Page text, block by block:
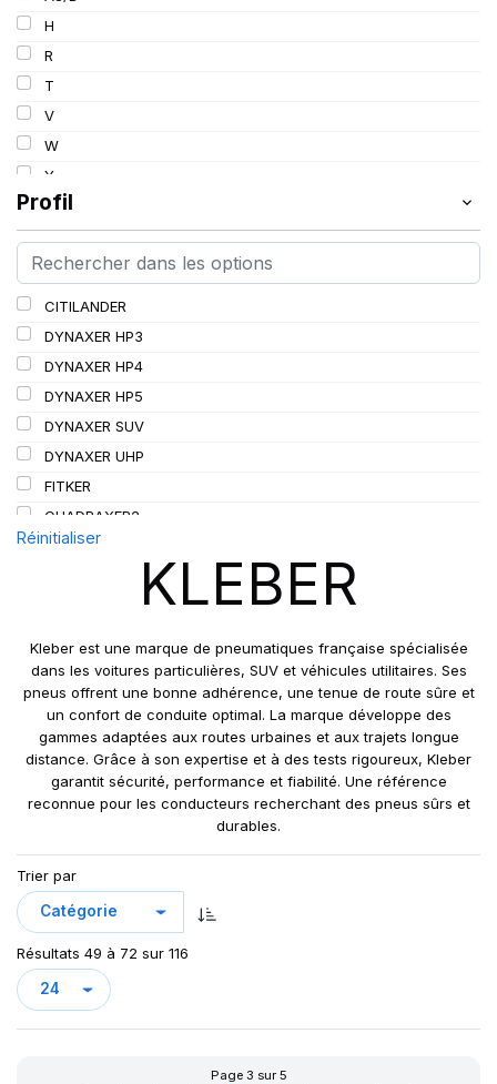
109/106
110/108
112A8/109B
114/111
115/113
116/113
116/114
127/127
144/141
H
R
T
V
W
Y
Profil
CITILANDER
DYNAXER HP3
DYNAXER HP4
DYNAXER HP5
DYNAXER SUV
DYNAXER UHP
FITKER
QUADRAXER2
SUP 8L
XL DYNAXER UHP
Réinitialiser
KLEBER
Kleber est une marque de pneumatiques française spécialisée
dans les voitures particulières, SUV et véhicules utilitaires. Ses
pneus offrent une bonne adhérence, une tenue de route sûre et
un confort de conduite optimal. La marque développe des
gammes adaptées aux routes urbaines et aux trajets longue
distance. Grâce à son expertise et à des tests rigoureux, Kleber
garantit sécurité, performance et fiabilité. Une référence
reconnue pour les conducteurs recherchant des pneus sûrs et
durables.
Trier par
Résultats 49 à 72 sur 116
Page 3 sur 5